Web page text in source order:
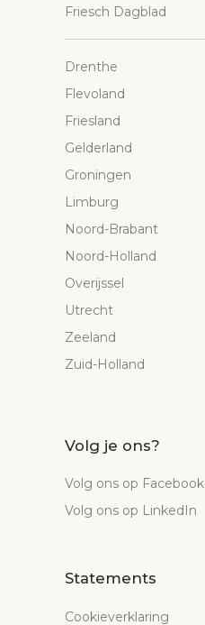
Friesch Dagblad
Drenthe
Flevoland
Friesland
Gelderland
Groningen
Limburg
Noord-Brabant
Noord-Holland
Overijssel
Utrecht
Zeeland
Zuid-Holland
Volg je ons?
Volg ons op Facebook
Volg ons op LinkedIn
Statements
Cookieverklaring